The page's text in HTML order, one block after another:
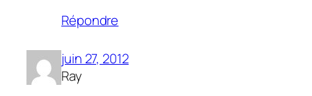
Répondre
juin 27, 2012
Ray